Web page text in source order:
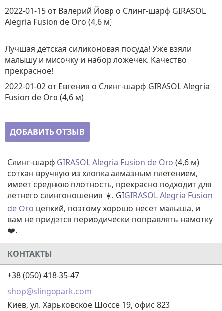
2022-01-15 от Валерий Йовр о Слинг-шарф GIRASOL
Alegria Fusion de Oro (4,6 м)
Лучшая детская силиконовая посуда! Уже взяли
малышу и мисочку и набор ложечек. Качество
прекрасное!
2022-01-02 от Евгения о Слинг-шарф GIRASOL Alegria
Fusion de Oro (4,6 м)
ДОБАВИТЬ ОТЗЫВ
Слинг-шарф GIRASOL Alegria Fusion de Oro (4,6 м)
соткан вручную из хлопка алмазным плетением,
имеет среднюю плотность, прекрасно подходит для
летнего слингоношения ☀️. GIGIRASOL Alegria Fusion
de Oro цепкий, поэтому хорошо несет малыша, и
вам не придется периодически поправлять намотку
❤️.
КОНТАКТЫ
+38 (050) 418-35-47
shop@slingopark.com
Киев, ул. Харьковское Шоссе 19, офис 823